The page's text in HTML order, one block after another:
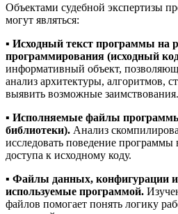
Объектами судебной экспертизы
могут являться:
▪️ Исходный текст программы на
программирования (исходный
информативный объект,
анализ архитектуры, алгоритмов,
выявить возможные заимствования.
▪️ Исполняемые файлы
библиотеки). Анализ
исследовать поведение программы
доступа к исходному коду.
▪️ Файлы данных, конфигурации и
используемые программой.
файлов помогает понять логику